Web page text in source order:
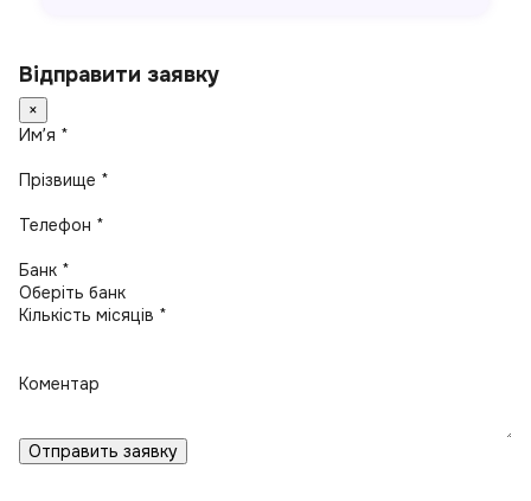
Відправити заявку
×
Имʼя *
Прізвище *
Телефон *
Банк *
Кількість місяців *
Коментар
Отправить заявку